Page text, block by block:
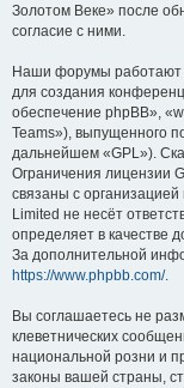
Золотом Веке» после
согласие с ними.
Наши форумы работают
для создания
обеспечение phpBB»,
Teams»), выпущенного
дальнейшем «GPL»).
Ограничения лицензии
связаны с
Limited не несёт
определяет в качестве
За дополнительной
https://www.phpbb.com/.
Вы соглашаетесь не
клеветнических
национальной розни и
законы вашей страны,